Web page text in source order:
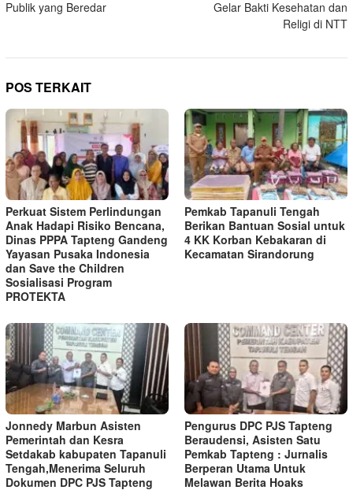
Publik yang Beredar
Gelar Bakti Kesehatan dan
Religi di NTT
POS TERKAIT
Perkuat Sistem Perlindungan
Anak Hadapi Risiko Bencana,
Dinas PPPA Tapteng Gandeng
Yayasan Pusaka Indonesia
dan Save the Children
Sosialisasi Program
PROTEKTA
Pemkab Tapanuli Tengah
Berikan Bantuan Sosial untuk
4 KK Korban Kebakaran di
Kecamatan Sirandorung
Jonnedy Marbun Asisten
Pemerintah dan Kesra
Setdakab kabupaten Tapanuli
Tengah,Menerima Seluruh
Dokumen DPC PJS Tapteng
Pengurus DPC PJS Tapteng
Beraudensi, Asisten Satu
Pemkab Tapteng : Jurnalis
Berperan Utama Untuk
Melawan Berita Hoaks